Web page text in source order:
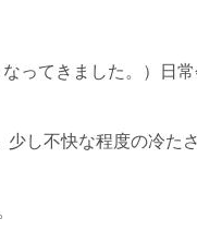
なってきました。）日
し不快な程度の冷た